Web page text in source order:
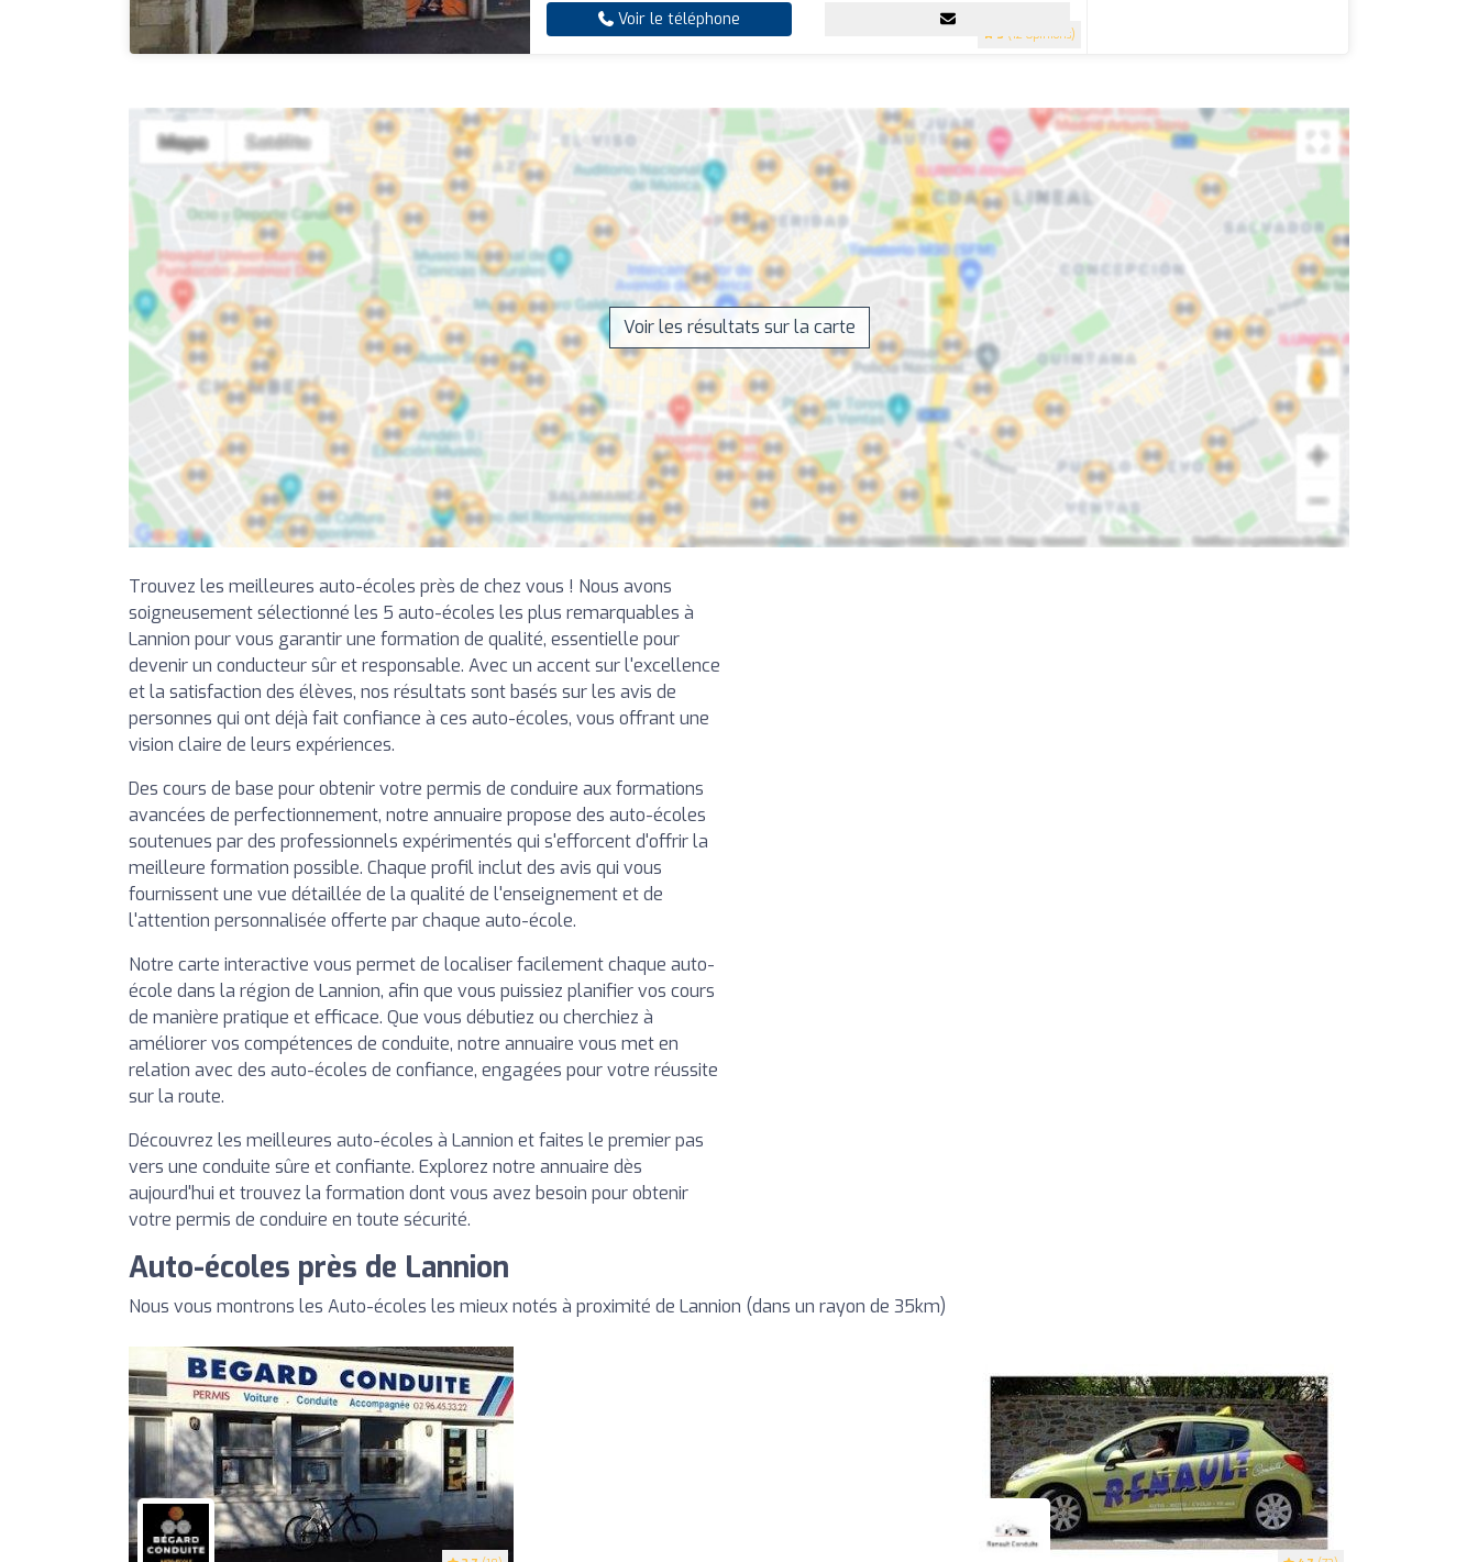
3 (12 Opinions)
Voir le téléphone
Voir les résultats sur la carte
Trouvez les meilleures auto-écoles près de chez vous ! Nous avons
soigneusement sélectionné les 5 auto-écoles les plus remarquables à
Lannion pour vous garantir une formation de qualité, essentielle pour
devenir un conducteur sûr et responsable. Avec un accent sur l'excellence
et la satisfaction des élèves, nos résultats sont basés sur les avis de
personnes qui ont déjà fait confiance à ces auto-écoles, vous offrant une
vision claire de leurs expériences.
Des cours de base pour obtenir votre permis de conduire aux formations
avancées de perfectionnement, notre annuaire propose des auto-écoles
soutenues par des professionnels expérimentés qui s'efforcent d'offrir la
meilleure formation possible. Chaque profil inclut des avis qui vous
fournissent une vue détaillée de la qualité de l'enseignement et de
l'attention personnalisée offerte par chaque auto-école.
Notre carte interactive vous permet de localiser facilement chaque auto-
école dans la région de Lannion, afin que vous puissiez planifier vos cours
de manière pratique et efficace. Que vous débutiez ou cherchiez à
améliorer vos compétences de conduite, notre annuaire vous met en
relation avec des auto-écoles de confiance, engagées pour votre réussite
sur la route.
Découvrez les meilleures auto-écoles à Lannion et faites le premier pas
vers une conduite sûre et confiante. Explorez notre annuaire dès
aujourd'hui et trouvez la formation dont vous avez besoin pour obtenir
votre permis de conduire en toute sécurité.
Auto-écoles près de Lannion
Nous vous montrons les Auto-écoles les mieux notés à proximité de Lannion (dans un rayon de 35km)